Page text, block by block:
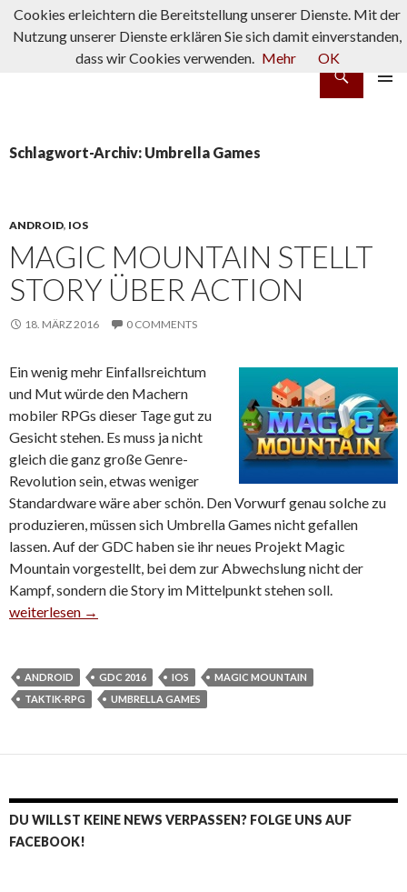
Schlagwort-Archiv: Umbrella Games
ANDROID, IOS
MAGIC MOUNTAIN STELLT
STORY ÜBER ACTION
18. MÄRZ 2016 0 COMMENTS
Ein wenig mehr Einfallsreichtum
und Mut würde den Machern
mobiler RPGs dieser Tage gut zu
Gesicht stehen. Es muss ja nicht
gleich die ganz große Genre-
Revolution sein, etwas weniger
Standardware wäre aber schön. Den Vorwurf genau solche zu
produzieren, müssen sich Umbrella Games nicht gefallen
lassen. Auf der GDC haben sie ihr neues Projekt Magic
Mountain vorgestellt, bei dem zur Abwechslung nicht der
Kampf, sondern die Story im Mittelpunkt stehen soll.
Magic Mountain stellt Story über Action
weiterlesen →
ANDROID GDC 2016 IOS
MAGIC MOUNTAIN
TAKTIK-RPG
UMBRELLA GAMES
DU WILLST KEINE NEWS VERPASSEN? FOLGE UNS AUF
FACEBOOK!
Cookies erleichtern die Bereitstellung unserer Dienste. Mit der
Nutzung unserer Dienste erklären Sie sich damit einverstanden,
dass wir Cookies verwenden. Mehr OK